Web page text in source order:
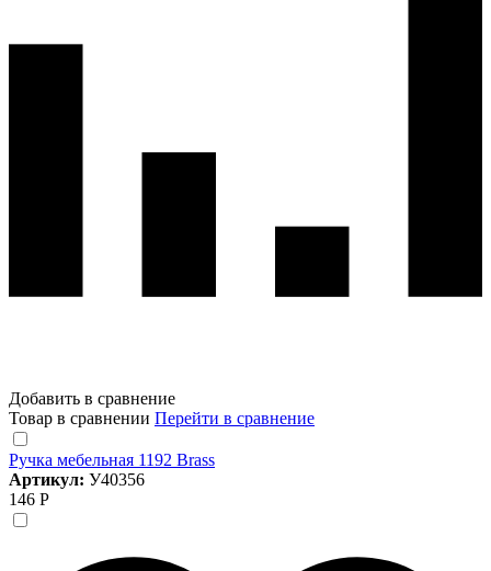
Добавить в сравнение
Товар в сравнении Перейти в сравнение
Ручка мебельная 1192 Brass
Артикул: У40356
146 Р